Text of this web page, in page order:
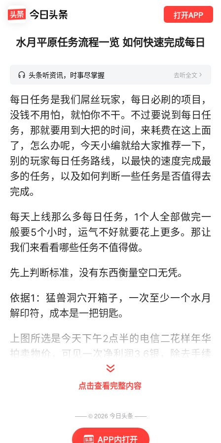
打开APP
APP内打开
水月平原任务流程一览 如何快速完成每日
头条听资讯，时事尽掌握 去听全文
每日任务是我们屌丝玩家，每日必刷的项目，
没钱不用怕，就怕你不干。不过要说到每日任
务，那就要用到大把的时间，来耗费在这上面
了，怎么办呢，今天小编就给大家推荐一下，
别的玩家每日任务路线，以最快的速度完成最
多的任务，以及如何判断一些任务是否值得去
完成。
每天上线那么多每日任务，1个人全部做完一
般要5个小时，运气不好就要花上更多。那让
我们来看看哪些任务不值得做。
先上判断标准，没有东西衡量空口无凭。
依据1：猛兽洞穴开箱子，一次至少一个水月
解印符，成本是一把钥匙。
上图所选是今天下午2点半的电信二花样年华
拍卖物价，可见一次净利润3.6银，除去手续
费5%，还有3.34银。那么开一次需要多久?根
据Zuddy的视频，刺客职业熟练以后2分钟开
3到4分钟也就好了。由此可以得出一个结论，
纯粹开箱子一分钟有1银。貌似很少，但是除
点击查看完整内容
—— ©2026 今日头条 ——